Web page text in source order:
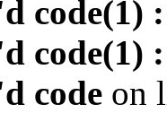
code(1)
code(1)
code on